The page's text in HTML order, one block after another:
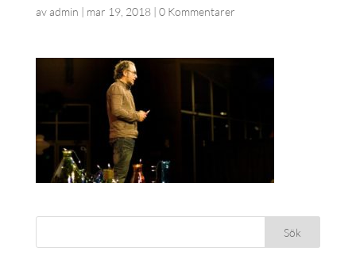
avadmin | mar 19, 2018| 0 Kommentarer